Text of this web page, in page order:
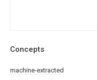
Concepts
machine-extracted